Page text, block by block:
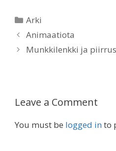
Categories
Arki
Animaatiota
Munkkilenkki ja
Leave a Comment
You must be logged into